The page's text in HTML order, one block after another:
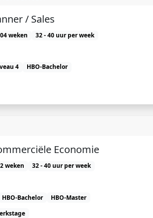
/ Sales
weken
32 - 40 uur per week
4
HBO-Bachelor
Economie
weken
32 - 40 uur per week
HBO-Bachelor
HBO-Master